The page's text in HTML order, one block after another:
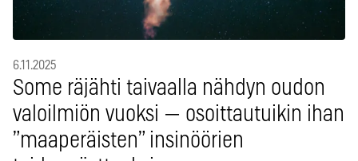
6.11.2025
Some räjähti taivaalla nähdyn oudon
valoilmiön vuoksi — osoittautuikin ihan
”maaperäisten” insinöörien